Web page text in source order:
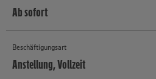
Ab sofort
Beschäftigungsart
Anstellung, Vollzeit